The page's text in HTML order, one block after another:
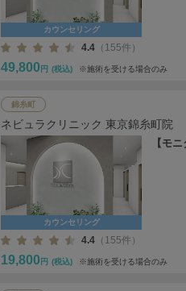
カウンセリング
4.4 （155件）
49,800 円 (税込) ※施術を受ける場合のみ
錦糸町
ネビュラクリニック 東京錦糸町院
カウンセリング
【モ
4.4 （155件）
19,800 円 (税込) ※施術を受ける場合のみ